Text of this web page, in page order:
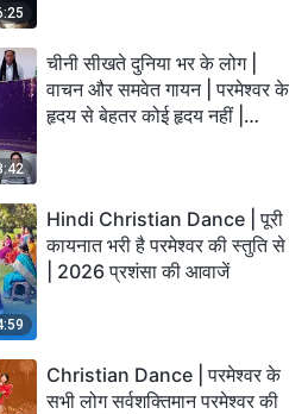
चीनी सीखते दुनिया भर के लोग |
वाचन और समवेत गायन | परमेश्वर के
हृदय से बेहतर कोई हृदय नहीं |
Hindi Christian Dance | पूरी
कायनात भरी है परमेश्वर की स्तुति से
| 2026 प्रशंसा की आवाजें
Christian Dance | परमेश्वर के
सभी लोग सर्वशक्तिमान परमेश्वर की